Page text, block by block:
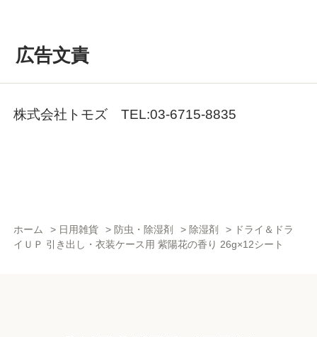
広告文責
株式会社トモズ TEL:03-6715-8835
ホーム > 日用雑貨 > 防虫・除湿剤 > 除湿剤 > ドライ＆ドラ
イＵＰ 引き出し・衣装ケース用 紫陽花の香り 26g×12シート